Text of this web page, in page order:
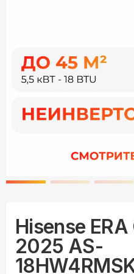
Hisense
2025 AS-